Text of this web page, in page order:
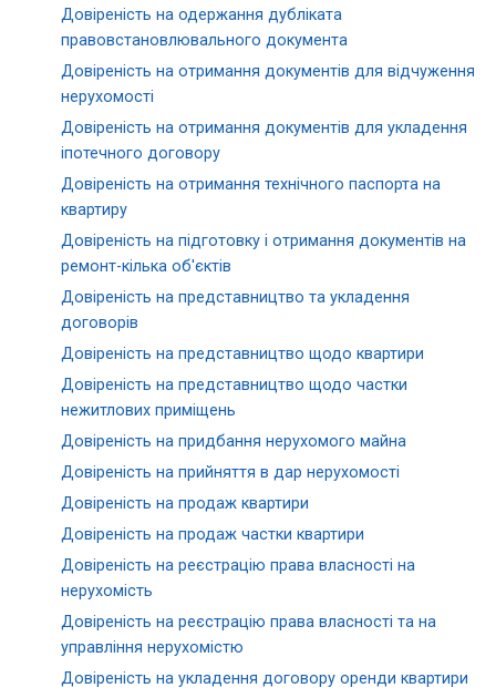
Довіреність на одержання дубліката
правовстановлювального документа
Довіреність на отримання документів для відчуження
нерухомості
Довіреність на отримання документів для укладення
іпотечного договору
Довіреність на отримання технічного паспорта на
квартиру
Довіреність на підготовку і отримання документів на
ремонт-кілька об'єктів
Довіреність на представництво та укладення
договорів
Довіреність на представництво щодо квартири
Довіреність на представництво щодо частки
нежитлових приміщень
Довіреність на придбання нерухомого майна
Довіреність на прийняття в дар нерухомості
Довіреність на продаж квартири
Довіреність на продаж частки квартири
Довіреність на реєстрацію права власності на
нерухомість
Довіреність на реєстрацію права власності та на
управління нерухомістю
Довіреність на укладення договору оренди квартири